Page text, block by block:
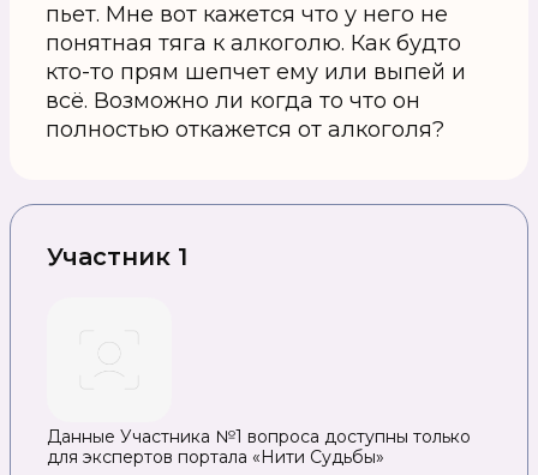
пьет. Мне вот кажется что у него не
понятная тяга к алкоголю. Как будто
кто-то прям шепчет ему или выпей и
всё. Возможно ли когда то что он
полностью откажется от алкоголя?
Участник 1
Данные Участника №1 вопроса доступны только
для экспертов портала «Нити Судьбы»